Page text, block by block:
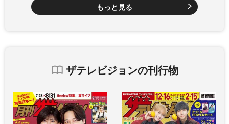
もっと見る
ザテレビジョンの刊行物